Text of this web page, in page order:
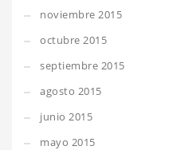
noviembre 2015
octubre 2015
septiembre 2015
agosto 2015
junio 2015
mayo 2015